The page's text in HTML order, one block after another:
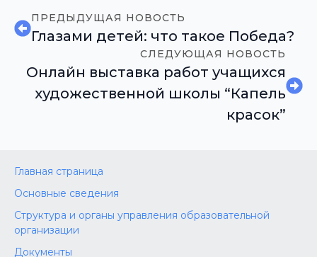
ПРЕДЫДУЩАЯ НОВОСТЬ
Глазами детей: что такое Победа?
СЛЕДУЮЩАЯ НОВОСТЬ
Онлайн выставка работ учащихся
художественной школы “Капель
красок”
Главная страница
Основные сведения
Структура и органы управления образовательной
организации
Документы